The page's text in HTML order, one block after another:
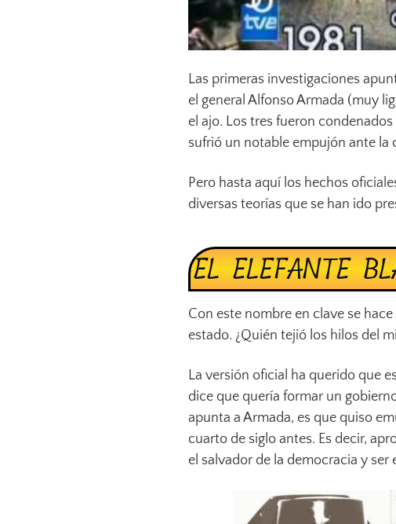
Las primeras investigaciones
el general Alfonso Armada (muy
el ajo. Los tres fueron
sufrió un notable empujón ante la
Pero hasta aquí los hechos
diversas teorías que se han ido
EL ELEFANTE
Con este nombre en clave se
estado. ¿Quién tejió los hilos del
La versión oficial ha querido que
dice que quería formar un
apunta a Armada, es que quiso
cuarto de siglo antes. Es decir,
el salvador de la democracia y ser